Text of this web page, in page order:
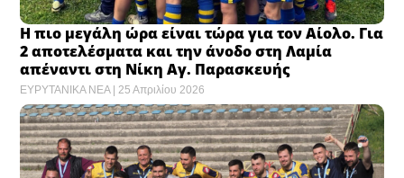
Η πιο μεγάλη ώρα είναι τώρα για τον Αίολο. Για
2 αποτελέσματα και την άνοδο στη Λαμία
απέναντι στη Νίκη Αγ. Παρασκευής
ΕΥΡΥΤΑΝΙΚΑ ΝΕΑ 25 Απριλίου 2026